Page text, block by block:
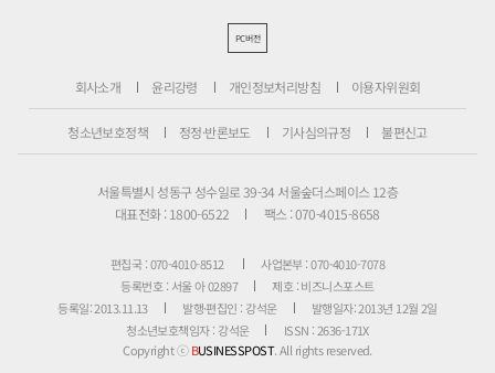
PC버전
회사소개 윤리강령 개인정보처리방침 이용자위원회
청소년보호정책 정정·반론보도 기사심의규정 불편신고
서울특별시 성동구 성수일로 39-34 서울숲더스페이스 12층
대표전화 : 1800-6522
팩스 : 070-4015-8658
편집국 : 070-4010-8512
사업본부 : 070-4010-7078
등록번호 : 서울 아 02897
제호 : 비즈니스포스트
등록일: 2013.11.13
발행·편집인 : 강석운
발행일자: 2013년 12월 2일
청소년보호책임자 : 강석운
ISSN : 2636-171X
Copyright ⓒBUSINESSPOST. All rights reserved.